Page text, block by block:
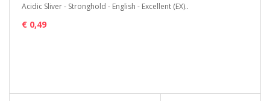
Acidic Sliver - Stronghold - English - Excellent (EX)..
€ 0,49